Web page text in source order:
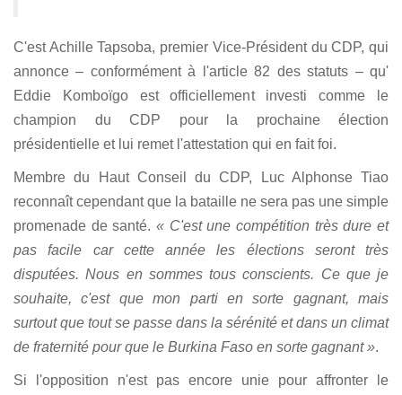
C'est Achille Tapsoba, premier Vice-Président du CDP, qui
annonce – conformément à l'article 82 des statuts – qu'
Eddie Komboïgo est officiellement investi comme le
champion du CDP pour la prochaine élection
présidentielle et lui remet l'attestation qui en fait foi.
Membre du Haut Conseil du CDP, Luc Alphonse Tiao
reconnaît cependant que la bataille ne sera pas une simple
promenade de santé. « C'est une compétition très dure et
pas facile car cette année les élections seront très
disputées. Nous en sommes tous conscients. Ce que je
souhaite, c'est que mon parti en sorte gagnant, mais
surtout que tout se passe dans la sérénité et dans un climat
de fraternité pour que le Burkina Faso en sorte gagnant ».
Si l'opposition n'est pas encore unie pour affronter le